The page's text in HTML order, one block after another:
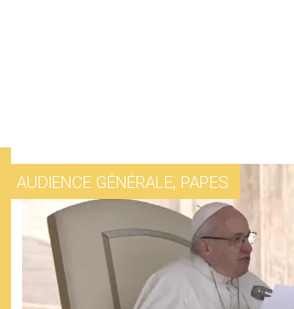
AUDIENCE GÉNÉRALE, PAPES